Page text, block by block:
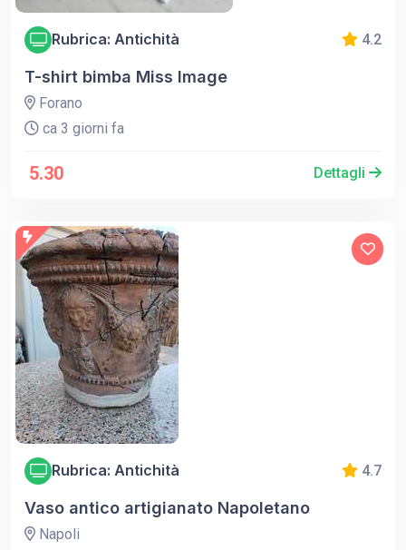
Rubrica: Antichità 4.2
T-shirt bimba Miss Image
Forano
ca 3 giorni fa
5.30 Dettagli
Rubrica: Antichità 4.7
Vaso antico artigianato Napoletano
Napoli